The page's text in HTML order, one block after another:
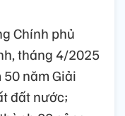
Chính phủ
tháng 4/2025
năm Giải
đất nước;